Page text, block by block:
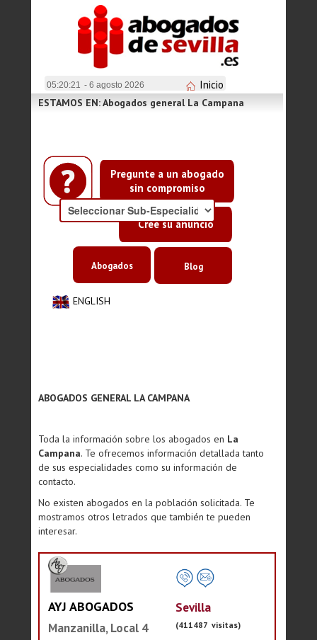
05:20:22 - 6 agosto 2026 Inicio
Pregunte a un abogado
sin compromiso
Cree su anuncio
ESTAMOS EN: Abogados general La Campana
ENGLISH
Abogados Blog
ABOGADOS GENERAL LA CAMPANA
Toda la información sobre los abogados en La
Campana. Te ofrecemos información detallada tanto
de sus especialidades como su información de
contacto.
No existen abogados en la población solicitada. Te
mostramos otros letrados que también te pueden
interesar.
AYJ ABOGADOS
Manzanilla, Local 4
Sevilla
(411487 visitas)